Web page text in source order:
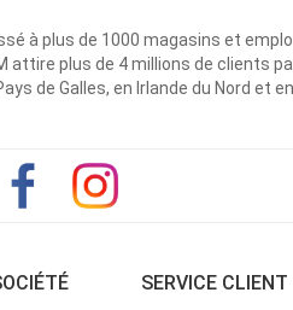
à plus de 1000 magasins et
plus de 4 millions de clients
de Galles, en Irlande du Nord et
SERVICE CLIENT